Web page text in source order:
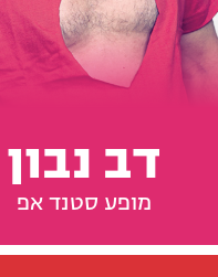
דב נבון
מופע סטנד אפ